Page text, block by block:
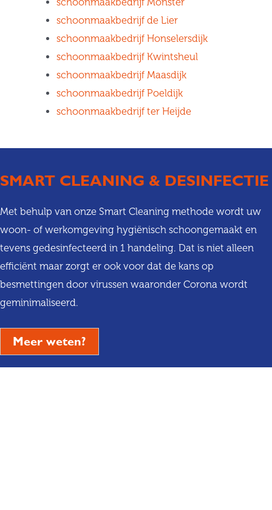
schoonmaakbedrijf Monster
schoonmaakbedrijf de Lier
schoonmaakbedrijf Honselersdijk
schoonmaakbedrijf Kwintsheul
schoonmaakbedrijf Maasdijk
schoonmaakbedrijf Poeldijk
schoonmaakbedrijf ter Heijde
SMART CLEANING & DESINFECTIE
Met behulp van onze Smart Cleaning methode wordt uw
woon- of werkomgeving hygiënisch schoongemaakt en
tevens gedesinfecteerd in 1 handeling. Dat is niet alleen
efficiënt maar zorgt er ook voor dat de kans op
besmettingen door virussen waaronder Corona wordt
geminimaliseerd.
Meer weten?